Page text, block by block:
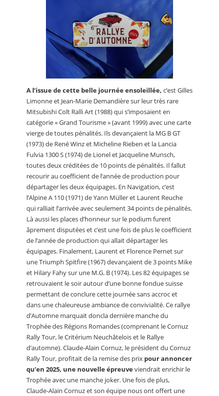
A l’issue de cette belle journée ensoleillée, c’est Gilles
Limonne et Jean-Marie Demandière sur leur très rare
Mitsubishi Colt Ralli Art (1988) qui s’imposaient en
catégorie « Grand Tourisme » (avant 1999) avec une carte
vierge de toutes pénalités. Ils devançaient la MG B GT
(1973) de René Winz et Micheline Rieben et la Lancia
Fulvia 1300 S (1974) de Lionel et Jacqueline Munsch,
toutes deux créditées de 10 points de pénalités. Il fallut
recourir au coefficient de l’année de production pour
départager les deux équipages. En Navigation, c’est
l’Alpine A 110 (1971) de Yann Müller et Laurent Reuche
qui ralliait l’arrivée avec seulement 34 points de pénalités.
Là aussi les places d’honneur sur le podium furent
âprement disputées et c’est une fois de plus le coefficient
de l’année de production qui allait départager les
équipages. Finalement, Laurent et Florence Pernet sur
une Triumph Spitfire (1967) devançaient de 3 points Mike
et Hilary Fahy sur une M.G. B (1974). Les 82 équipages se
retrouvaient le soir autour d’une bonne fondue suisse
permettant de conclure cette journée sans accroc et
dans une chaleureuse ambiance de convivialité. Ce rallye
d’Automne marquait doncla dernière manche du
Trophée des Régions Romandes (comprenant le Cornuz
Rally Tour, le Critérium Neuchâtelois et le Rallye
d’automne). Claude-Alain Cornuz, le président du Cornuz
Rally Tour, profitait de la remise des prix pour annoncer
qu’en 2025, une nouvelle épreuveviendrait enrichir le
Trophée avec une manche joker. Une fois de plus,
Claude-Alain Cornuz et son équipe nous ont offert une